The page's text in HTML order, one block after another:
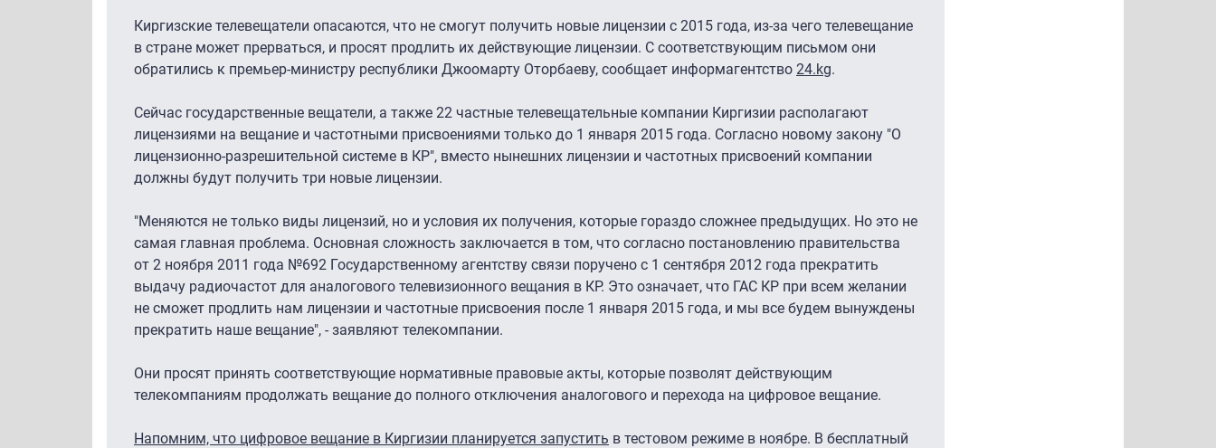
Киргизские телевещатели опасаются, что не смогут получить новые лицензии с 2015 года, из-за чего телевещание
в стране может прерваться, и просят продлить их действующие лицензии. С соответствующим письмом они
обратились к премьер-министру республики Джоомарту Оторбаеву, сообщает информагентство 24.kg.
Сейчас государственные вещатели, а также 22 частные телевещательные компании Киргизии располагают
лицензиями на вещание и частотными присвоениями только до 1 января 2015 года. Согласно новому закону "О
лицензионно-разрешительной системе в КР", вместо нынешних лицензии и частотных присвоений компании
должны будут получить три новые лицензии.
"Меняются не только виды лицензий, но и условия их получения, которые гораздо сложнее предыдущих. Но это не
самая главная проблема. Основная сложность заключается в том, что согласно постановлению правительства
от 2 ноября 2011 года №692 Государственному агентству связи поручено с 1 сентября 2012 года прекратить
выдачу радиочастот для аналогового телевизионного вещания в КР. Это означает, что ГАС КР при всем желании
не сможет продлить нам лицензии и частотные присвоения после 1 января 2015 года, и мы все будем вынуждены
прекратить наше вещание", - заявляют телекомпании.
Они просят принять соответствующие нормативные правовые акты, которые позволят действующим
телекомпаниям продолжать вещание до полного отключения аналогового и перехода на цифровое вещание.
Напомним, что цифровое вещание в Киргизии планируется запустить в тестовом режиме в ноябре. В бесплатный